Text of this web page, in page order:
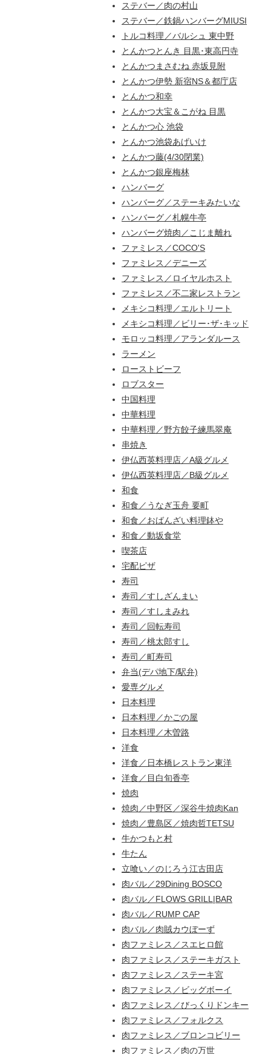
ステバー／肉の村山
ステバー／鉄鍋ハンバーグMIUSI
トルコ料理／バルシュ 東中野
とんかつとんき 目黒･東高円寺
とんかつまさむね 赤坂見附
とんかつ伊勢 新宿NS＆都庁店
とんかつ和幸
とんかつ大宝＆こがね 目黒
とんかつ心 池袋
とんかつ池袋あげいけ
とんかつ藤(4/30閉業)
とんかつ銀座梅林
ハンバーグ
ハンバーグ／ステーキみたいな
ハンバーグ／札幌牛亭
ハンバーグ焼肉／こじま離れ
ファミレス／COCO'S
ファミレス／デニーズ
ファミレス／ロイヤルホスト
ファミレス／不二家レストラン
メキシコ料理／エルトリート
メキシコ料理／ビリー･ザ･キッド
モロッコ料理／アランダルース
ラーメン
ローストビーフ
ロブスター
中国料理
中華料理
中華料理／野方餃子練馬翠庵
串焼き
伊仏西英料理店／A級グルメ
伊仏西英料理店／B級グルメ
和食
和食／うなぎ玉舟 要町
和食／おばんざい料理鉢や
和食／動坂食堂
喫茶店
宅配ピザ
寿司
寿司／すしざんまい
寿司／すしまみれ
寿司／回転寿司
寿司／桃太郎すし
寿司／町寿司
弁当(デパ地下/駅弁)
愛専グルメ
日本料理
日本料理／かごの屋
日本料理／木曽路
洋食
洋食／日本橋レストラン東洋
洋食／目白旬香亭
焼肉
焼肉／中野区／深谷牛焼肉Kan
焼肉／豊島区／焼肉哲TETSU
牛かつもと村
牛たん
立喰い／のじろう江古田店
肉バル／29Dining BOSCO
肉バル／FLOWS GRILL|BAR
肉バル／RUMP CAP
肉バル／肉賊カウぼーず
肉ファミレス／スエヒロ館
肉ファミレス／ステーキガスト
肉ファミレス／ステーキ宮
肉ファミレス／ビッグボーイ
肉ファミレス／びっくりドンキー
肉ファミレス／フォルクス
肉ファミレス／ブロンコビリー
肉ファミレス／肉の万世